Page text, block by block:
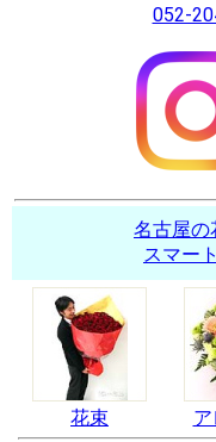
052-
名古屋の
スマー
花束